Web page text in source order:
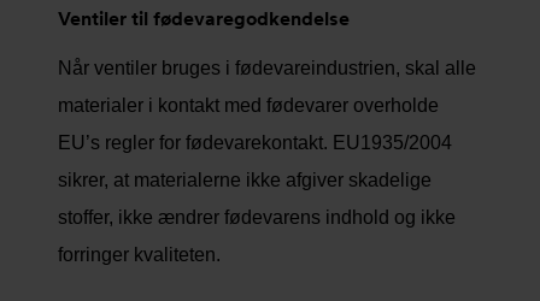
Ventiler til fødevaregodkendelse
Når ventiler bruges i fødevareindustrien, skal alle
materialer i kontakt med fødevarer overholde
EU’s regler for fødevarekontakt. EU1935/2004
sikrer, at materialerne ikke afgiver skadelige
stoffer, ikke ændrer fødevarens indhold og ikke
forringer kvaliteten.